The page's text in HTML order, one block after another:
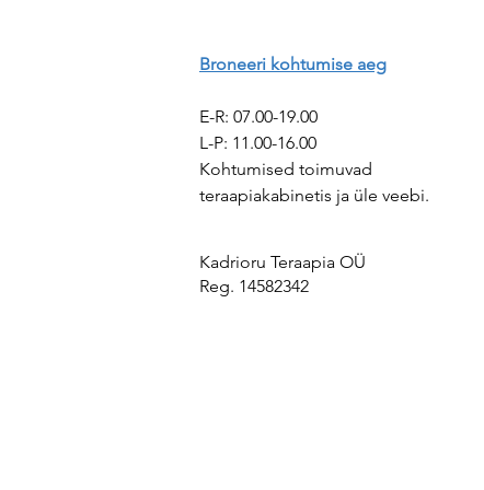
mõtteid ja vajadusi
Broneeri kohtumise aeg
E-R: 07.00-19.00
​​L-P: 11.00-16.00 ​
Kohtumised toimuvad
teraapiakabinetis ja üle veebi.
Kadrioru Teraapia OÜ
Reg. 14582342